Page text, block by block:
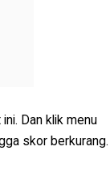
Dan klik menu
skor berkurang.